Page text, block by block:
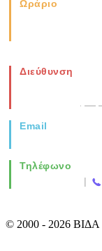
Ωράριο
Διεύθυνση
Email
Τηλέφωνο
|
© 2000 - 2026 ΒΙΔΑ